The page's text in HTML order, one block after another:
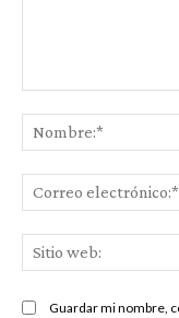
Guardar mi nombre,